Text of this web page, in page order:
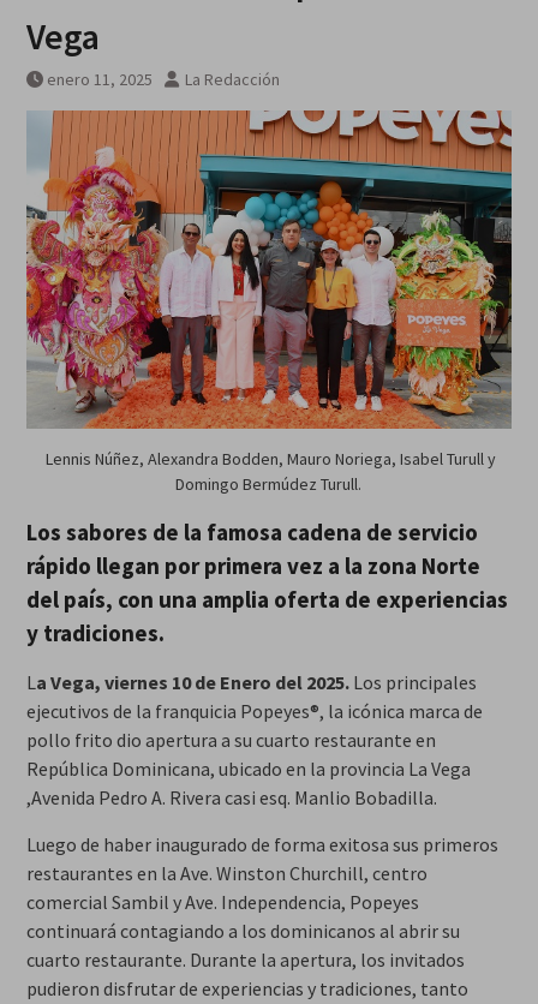
Vega
enero 11, 2025 La Redacción
Lennis Núñez, Alexandra Bodden, Mauro Noriega, Isabel Turull y
Domingo Bermúdez Turull.
Los sabores de la famosa cadena de servicio
rápido llegan por primera vez a la zona Norte
del país, con una amplia oferta de experiencias
y tradiciones.
La Vega, viernes 10 de Enero del 2025.Los principales
ejecutivos de la franquicia Popeyes®, la icónica marca de
pollo frito dio apertura a su cuarto restaurante en
República Dominicana, ubicado en la provincia La Vega
,Avenida Pedro A. Rivera casi esq. Manlio Bobadilla.
Luego de haber inaugurado de forma exitosa sus primeros
restaurantes en la Ave. Winston Churchill, centro
comercial Sambil y Ave. Independencia, Popeyes
continuará contagiando a los dominicanos al abrir su
cuarto restaurante. Durante la apertura, los invitados
pudieron disfrutar de experiencias y tradiciones, tanto